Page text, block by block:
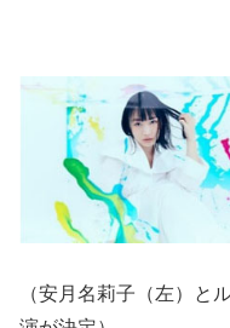
（安月名莉子（左）と